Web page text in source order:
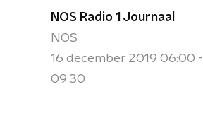
NOS Radio 1 Journaal
NOS
16 december 2019 06:00 -
09:30